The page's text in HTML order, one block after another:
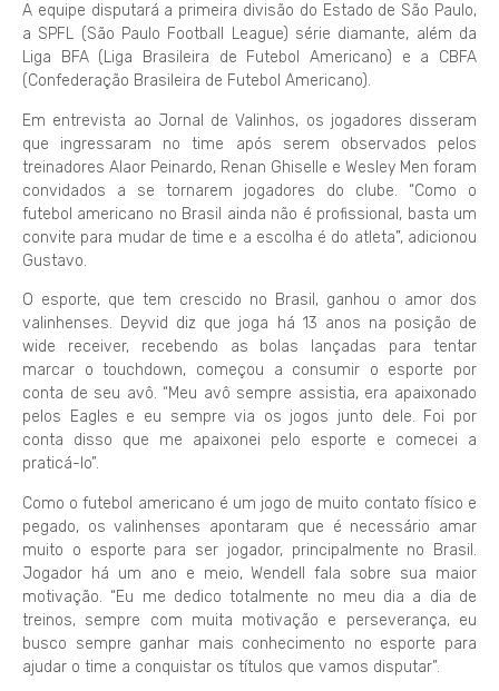
A equipe disputará a primeira divisão do Estado de São Paulo,
a SPFL (São Paulo Football League) série diamante, além da
Liga BFA (Liga Brasileira de Futebol Americano) e a CBFA
(Confederação Brasileira de Futebol Americano).
Em entrevista ao Jornal de Valinhos, os jogadores disseram
que ingressaram no time após serem observados pelos
treinadores Alaor Peinardo, Renan Ghiselle e Wesley Men foram
convidados a se tornarem jogadores do clube. “Como o
futebol americano no Brasil ainda não é profissional, basta um
convite para mudar de time e a escolha é do atleta”, adicionou
Gustavo.
O esporte, que tem crescido no Brasil, ganhou o amor dos
valinhenses. Deyvid diz que joga há 13 anos na posição de
wide receiver, recebendo as bolas lançadas para tentar
marcar o touchdown, começou a consumir o esporte por
conta de seu avô. “Meu avô sempre assistia, era apaixonado
pelos Eagles e eu sempre via os jogos junto dele. Foi por
conta disso que me apaixonei pelo esporte e comecei a
praticá-lo”.
Como o futebol americano é um jogo de muito contato físico e
pegado, os valinhenses apontaram que é necessário amar
muito o esporte para ser jogador, principalmente no Brasil.
Jogador há um ano e meio, Wendell fala sobre sua maior
motivação. “Eu me dedico totalmente no meu dia a dia de
treinos, sempre com muita motivação e perseverança, eu
busco sempre ganhar mais conhecimento no esporte para
ajudar o time a conquistar os títulos que vamos disputar”.